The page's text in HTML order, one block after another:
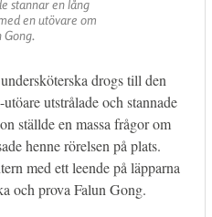
stannar en lång
en utövare om
Gong.
drogs till den
utstrålade och stannade
ställde en massa frågor om
henne rörelsen på plats.
med ett leende på läpparna
och prova Falun Gong.